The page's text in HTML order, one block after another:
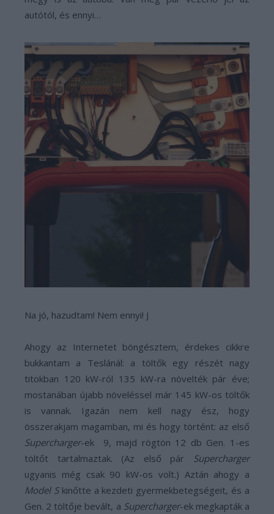
autótól, és ennyi…
Na jó, hazudtam! Nem ennyi! J
Ahogy az Internetet böngésztem, érdekes cikkre
bukkantam a Teslánál: a töltők egy részét nagy
titokban 120 kW-ról 135 kW-ra növelték pár éve;
mostanában újabb növeléssel már 145 kW-os töltők
is vannak. Igazán nem kell nagy ész, hogy
összerakjam magamban, mi és hogy történt: az első
Supercharger-ek 9, majd rögtön 12 db Gen. 1-es
töltőt tartalmaztak. (Az első pár Supercharger
ugyanis még csak 90 kW-os volt.) Aztán ahogy a
Model Skinőtte a kezdeti gyermekbetegségeit, és a
Gen. 2 töltője bevált, a Supercharger-ek megkapták a